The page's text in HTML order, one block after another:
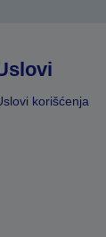
korišćenja